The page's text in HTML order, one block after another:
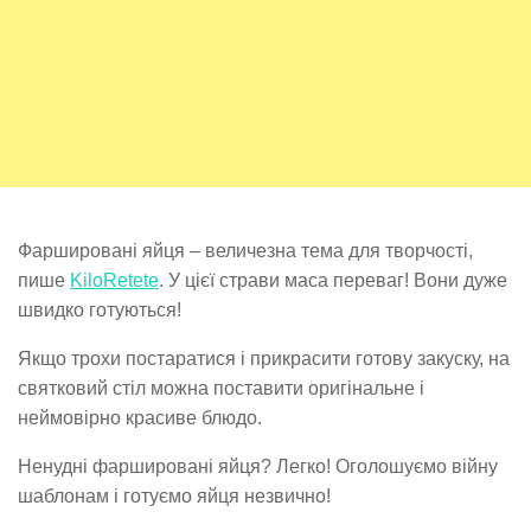
Фаршировані яйця – величезна тема для творчості,
пише KiloRetete. У цієї страви маса переваг! Вони дуже
швидко готуються!
Якщо трохи постаратися і прикрасити готову закуску, на
святковий стіл можна поставити оригінальне і
неймовірно красиве блюдо.
Ненудні фаршировані яйця? Легко! Оголошуємо війну
шаблонам і готуємо яйця незвично!